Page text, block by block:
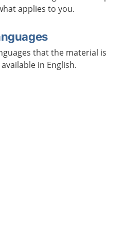
applies to you.
that the material is
in English.